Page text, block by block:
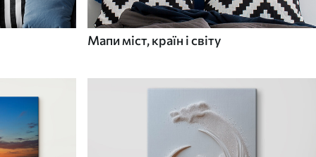
Мапи міст, країн і світу